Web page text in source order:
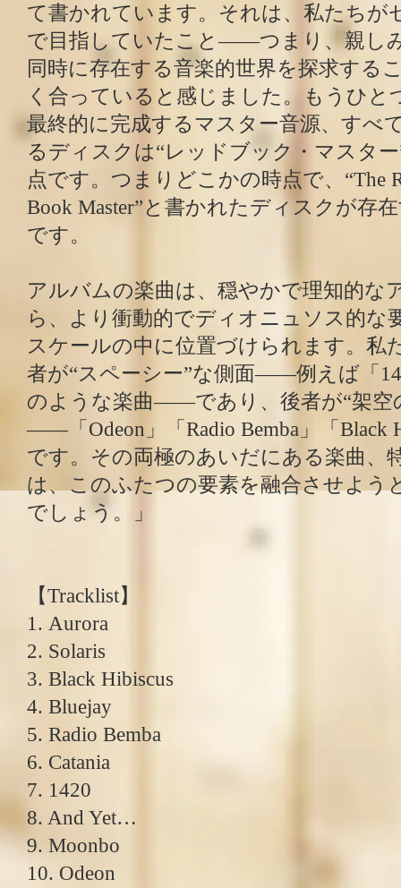
て書かれています。それは、私たちが
で目指していたこと――つまり、親し
同時に存在する音楽的世界を探求す
く合っていると感じました。もうひと
最終的に完成するマスター音源、すべ
るディスクは“レッドブック・マスタ
点です。つまりどこかの時点で、“The
Book Master”と書かれたディスクが存
です。
アルバムの楽曲は、穏やかで理知的な
ら、より衝動的でディオニュソス的な
スケールの中に位置づけられます。私
者が“スペーシー”な側面――例えば「
のような楽曲――であり、後者が“架空
――「Odeon」「Radio Bemba」「
です。その両極のあいだにある楽曲、
は、このふたつの要素を融合させよう
でしょう。」
【Tracklist】
1. Aurora
2. Solaris
3. Black Hibiscus
4. Bluejay
5. Radio Bemba
6. Catania
7. 1420
8. And Yet…
9. Moonbo
10. Odeon